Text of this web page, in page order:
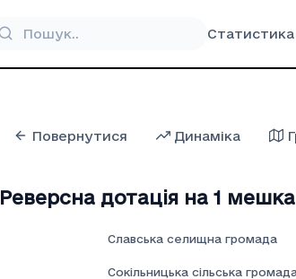
Повернутися Динаміка
Реверсна дотація на 1
Славська селищна громада
Сокільницька сільська громада